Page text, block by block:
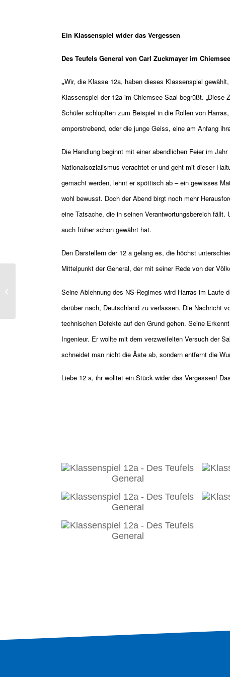
Ein Klassenspiel wider das Vergessen
Des Teufels General von Carl Zuckmayer im
„Wir, die Klasse 12a, haben dieses Klassenspiel
Klassenspiel der 12a im Chiemsee Saal begrüßt.
Schüler schlüpften zum Beispiel in die Rollen von
emporstrebend, oder die junge Geiss, eine am Anfang
Die Handlung beginnt mit einer abendlichen Feier im
Nationalsozialismus verachtet er und geht mit dieser
gemacht werden, lehnt er spöttisch ab – ein gewisses
wohl bewusst. Doch der Abend birgt noch mehr
eine Tatsache, die in seinen Verantwortungsbereich
auch früher schon gewährt hat.
Den Darstellern der 12 a gelang es, die höchst
Mittelpunkt der General, der mit seiner Rede von der
Seine Ablehnung des NS-Regimes wird Harras im
darüber nach, Deutschland zu verlassen. Die Nachricht
technischen Defekte auf den Grund gehen. Seine
Ingenieur. Er wollte mit dem verzweifelten Versuch der
schneidet man nicht die Äste ab, sondern entfernt die
Liebe 12 a, ihr wolltet ein Stück wider das Vergessen!